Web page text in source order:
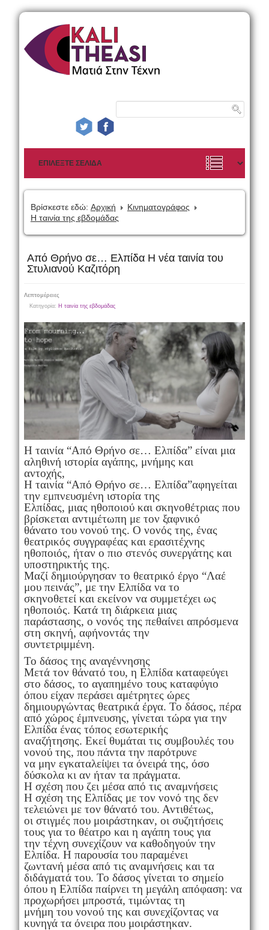
Βρίσκεστε εδώ: Αρχική
Κινηματογράφος
Η ταινία της εβδομάδας
Από Θρήνο σε… Ελπίδα Η νέα ταινία του
Στυλιανού Καζιτόρη
Λεπτομέρειες
Κατηγορία: Η ταινία της εβδομάδας
Η ταινία “Από Θρήνο σε… Ελπίδα” είναι μια
αληθινή ιστορία αγάπης, μνήμης και
αντοχής,
Η ταινία “Από Θρήνο σε… Ελπίδα”αφηγείται
την εμπνευσμένη ιστορία της
Ελπίδας, μιας ηθοποιού και σκηνοθέτριας που
βρίσκεται αντιμέτωπη με τον ξαφνικό
θάνατο του νονού της. Ο νονός της, ένας
θεατρικός συγγραφέας και ερασιτέχνης
ηθοποιός, ήταν ο πιο στενός συνεργάτης και
υποστηρικτής της.
Μαζί δημιούργησαν το θεατρικό έργο “Λαέ
μου πεινάς”, με την Ελπίδα να το
σκηνοθετεί και εκείνον να συμμετέχει ως
ηθοποιός. Κατά τη διάρκεια μιας
παράστασης, ο νονός της πεθαίνει απρόσμενα
στη σκηνή, αφήνοντάς την
συντετριμμένη.
Το δάσος της αναγέννησης
Μετά τον θάνατό του, η Ελπίδα καταφεύγει
στο δάσος, το αγαπημένο τους καταφύγιο
όπου είχαν περάσει αμέτρητες ώρες
δημιουργώντας θεατρικά έργα. Το δάσος, πέρα
από χώρος έμπνευσης, γίνεται τώρα για την
Ελπίδα ένας τόπος εσωτερικής
αναζήτησης. Εκεί θυμάται τις συμβουλές του
νονού της, που πάντα την παρότρυνε
να μην εγκαταλείψει τα όνειρά της, όσο
δύσκολα κι αν ήταν τα πράγματα.
Η σχέση που ζει μέσα από τις αναμνήσεις
Η σχέση της Ελπίδας με τον νονό της δεν
τελειώνει με τον θάνατό του. Αντιθέτως,
οι στιγμές που μοιράστηκαν, οι συζητήσεις
τους για το θέατρο και η αγάπη τους για
την τέχνη συνεχίζουν να καθοδηγούν την
Ελπίδα. Η παρουσία του παραμένει
ζωντανή μέσα από τις αναμνήσεις και τα
διδάγματά του. Το δάσος γίνεται το σημείο
όπου η Ελπίδα παίρνει τη μεγάλη απόφαση: να
προχωρήσει μπροστά, τιμώντας τη
μνήμη του νονού της και συνεχίζοντας να
κυνηγά τα όνειρα που μοιράστηκαν.